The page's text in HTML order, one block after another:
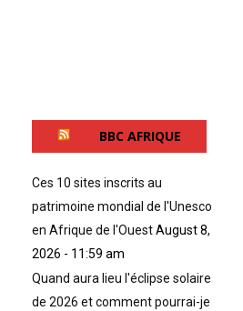
BBC AFRIQUE
Ces 10 sites inscrits au
patrimoine mondial de l'Unesco
en Afrique de l'OuestAugust 8,
2026 - 11:59 am
Quand aura lieu l'éclipse solaire
de 2026 et comment pourrai-je